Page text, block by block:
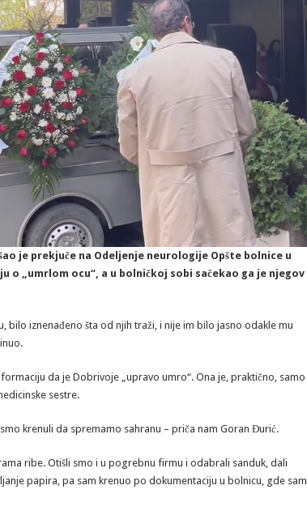
je prekjuče na Odeljenje neurologije Opšte bolnice u
o „umrlom ocu“, a u bolničkoj sobi sačekao ga je njegov
bilo iznenađeno šta od njih traži, i nije im bilo jasno odakle mu
da je Dobrivoje „upravo umro“. Ona je, praktično, samo
sestre.
krenuli da spremamo sahranu – priča nam Goran Đurić.
ribe. Otišli smo i u pogrebnu firmu i odabrali sanduk, dali
papira, pa sam krenuo po dokumentaciju u bolnicu, gde sam